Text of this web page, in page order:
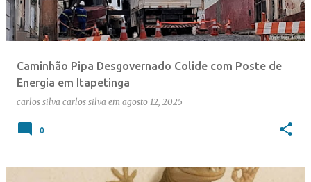
Caminhão Pipa Desgovernado Colide com Poste de
Energia em Itapetinga
carlos silva carlos silva em agosto 12, 2025
0